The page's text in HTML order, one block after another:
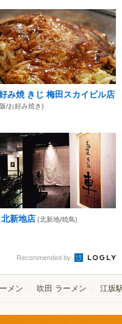
み焼 きじ 梅田スカイビル店
/お好み焼き)
新地店 (北新地/焼鳥)
Recommended by
メン 吹田 ラーメン 江坂